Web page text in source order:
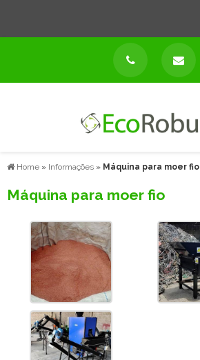
Home » Informações » Máquina para moer fio
Máquina para moer fio